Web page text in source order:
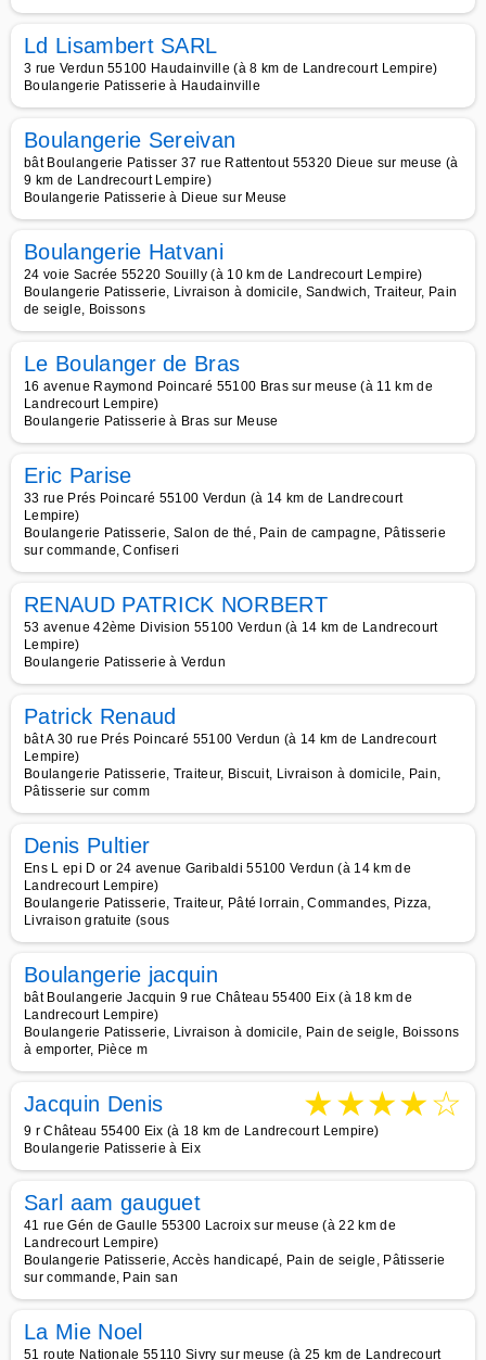
Ld Lisambert SARL
3 rue Verdun 55100 Haudainville (à 8 km de Landrecourt Lempire)
Boulangerie Patisserie à Haudainville
Boulangerie Sereivan
bât Boulangerie Patisser 37 rue Rattentout 55320 Dieue sur meuse (à
9 km de Landrecourt Lempire)
Boulangerie Patisserie à Dieue sur Meuse
Boulangerie Hatvani
24 voie Sacrée 55220 Souilly (à 10 km de Landrecourt Lempire)
Boulangerie Patisserie, Livraison à domicile, Sandwich, Traiteur, Pain
de seigle, Boissons
Le Boulanger de Bras
16 avenue Raymond Poincaré 55100 Bras sur meuse (à 11 km de
Landrecourt Lempire)
Boulangerie Patisserie à Bras sur Meuse
Eric Parise
33 rue Prés Poincaré 55100 Verdun (à 14 km de Landrecourt
Lempire)
Boulangerie Patisserie, Salon de thé, Pain de campagne, Pâtisserie
sur commande, Confiseri
RENAUD PATRICK NORBERT
53 avenue 42ème Division 55100 Verdun (à 14 km de Landrecourt
Lempire)
Boulangerie Patisserie à Verdun
Patrick Renaud
bât A 30 rue Prés Poincaré 55100 Verdun (à 14 km de Landrecourt
Lempire)
Boulangerie Patisserie, Traiteur, Biscuit, Livraison à domicile, Pain,
Pâtisserie sur comm
Denis Pultier
Ens L epi D or 24 avenue Garibaldi 55100 Verdun (à 14 km de
Landrecourt Lempire)
Boulangerie Patisserie, Traiteur, Pâté lorrain, Commandes, Pizza,
Livraison gratuite (sous
Boulangerie jacquin
bât Boulangerie Jacquin 9 rue Château 55400 Eix (à 18 km de
Landrecourt Lempire)
Boulangerie Patisserie, Livraison à domicile, Pain de seigle, Boissons
à emporter, Pièce m
Jacquin Denis ★★★★☆
9 r Château 55400 Eix (à 18 km de Landrecourt Lempire)
Boulangerie Patisserie à Eix
Sarl aam gauguet
41 rue Gén de Gaulle 55300 Lacroix sur meuse (à 22 km de
Landrecourt Lempire)
Boulangerie Patisserie, Accès handicapé, Pain de seigle, Pâtisserie
sur commande, Pain san
La Mie Noel
51 route Nationale 55110 Sivry sur meuse (à 25 km de Landrecourt